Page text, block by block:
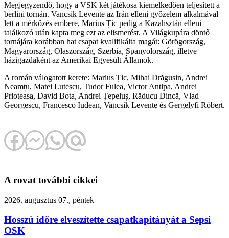
Megjegyzendő, hogy a VSK két játékosa kiemelkedően teljesített a
berlini tornán. Vancsik Levente az Irán elleni győzelem alkalmával
lett a mérkőzés embere, Marius Țic pedig a Kazahsztán elleni
találkozó után kapta meg ezt az elismerést. A Világkupára döntő
tornájára korábban hat csapat kvalifikálta magát: Görögország,
Magyarország, Olaszország, Szerbia, Spanyolország, illetve
házigazdaként az Amerikai Egyesült Államok.
A román válogatott kerete: Marius Țic, Mihai Drăgușin, Andrei
Neamțu, Matei Lutescu, Tudor Fulea, Victor Antipa, Andrei
Prioteasa, David Bota, Andrei Țepeluș, Răducu Dincă, Vlad
Georgescu, Francesco Iudean, Vancsik Levente és Gergelyfi Róbert.
A rovat további cikkei
2026. augusztus 07., péntek
Hosszú időre elveszítette csapatkapitányát a Sepsi
OSK